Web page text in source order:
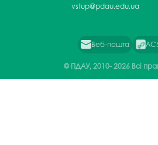
vstup@pdau.edu.ua
Веб-пошта
© ПДАУ, 2010-2026 Всі